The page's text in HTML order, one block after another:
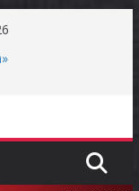
уже можуть